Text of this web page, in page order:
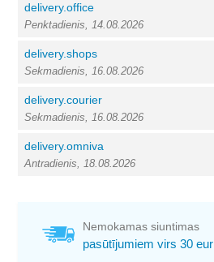
delivery.office
Penktadienis, 14.08.2026
delivery.shops
Sekmadienis, 16.08.2026
delivery.courier
Sekmadienis, 16.08.2026
delivery.omniva
Antradienis, 18.08.2026
Nemokamas siuntimas
pasūtījumiem virs 30 eur